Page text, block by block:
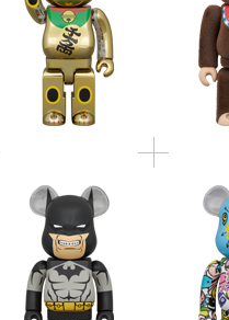
BE@RBRICK BATMAN
(BATMAN: HUSH BLACK
Ver.) 400％
BE@RBRICK カリモク
HORIZON W SIZE
400％